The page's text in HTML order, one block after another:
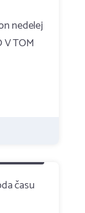
nedelej
V TOM
času